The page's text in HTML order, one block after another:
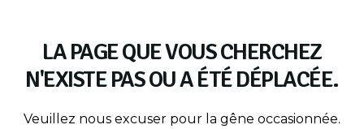
LA PAGE QUE VOUS CHERCHEZ
N'EXISTE PAS OU A ÉTÉ DÉPLACÉE.
Veuillez nous excuser pour la gêne occasionnée.